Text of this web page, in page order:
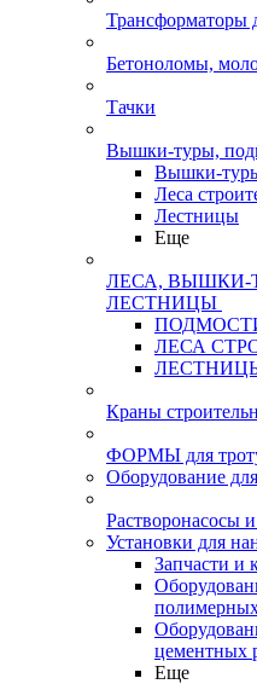
Трансформаторы
Бетоноломы,
Тачки
Вышки-туры,
Вышки-
Леса
Лестницы
Еще
ЛЕСА, ВЫШКИ-
ЛЕСТНИЦЫ
ЛЕСА
Краны
ФОРМЫ для
Оборудование
Растворонасосы
Установки для
Запчасти и
цементных
Еще